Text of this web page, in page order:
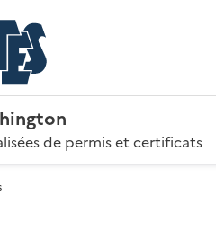
de permis et certificats